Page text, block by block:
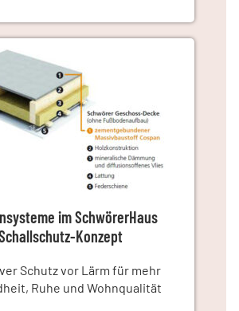
im SchwörerHaus
Konzept
Schutz vor Lärm für mehr
Ruhe und Wohnqualität